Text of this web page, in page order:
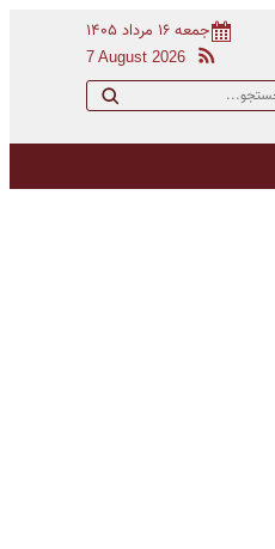
جمعه ۱۶ مرداد ۱۴۰۵
7 August 2026